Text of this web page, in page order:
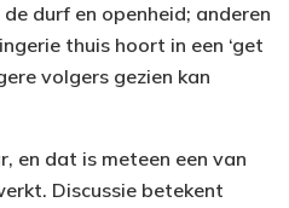
durf en openheid; anderen
thuis hoort in een ‘get
volgers gezien kan
en dat is meteen een van
Discussie betekent